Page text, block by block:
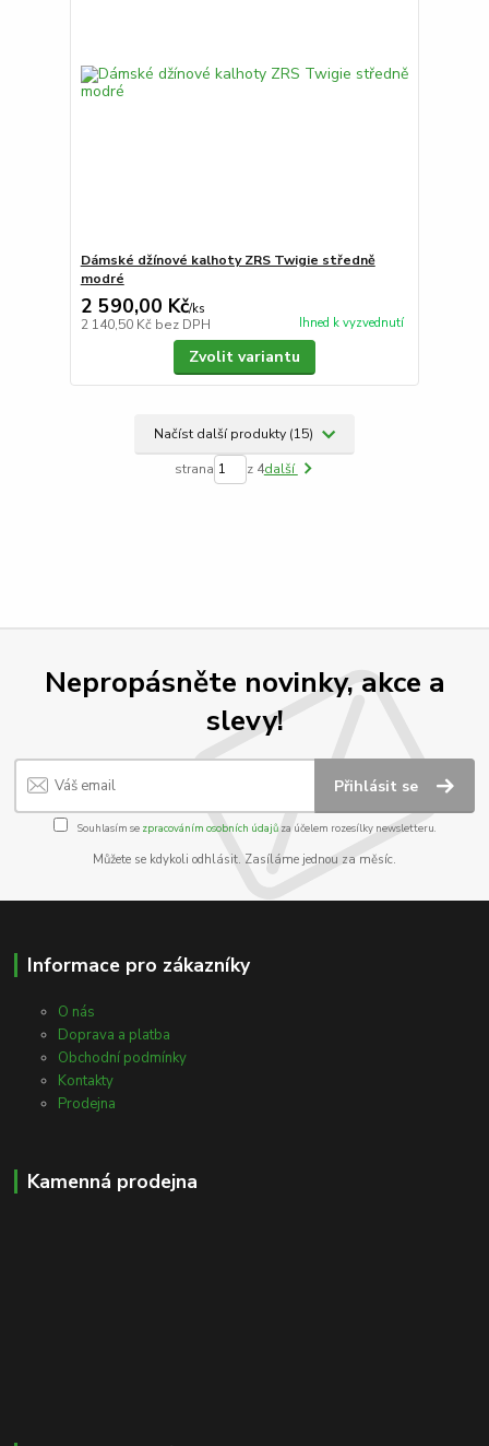
Dámské džínové kalhoty ZRS Twigie středně
modré
2 590,00 Kč/ks
2 140,50 Kč bez DPH Ihned k vyzvednutí
Zvolit variantu
Načíst další produkty (15)
strana z 4další
Nepropásněte novinky, akce a
slevy!
Přihlásit se
Souhlasím se zpracováním osobních údajůza účelem rozesílky newsletteru.
Můžete se kdykoli odhlásit. Zasíláme jednou za měsíc.
Informace pro zákazníky
O nás
Doprava a platba
Obchodní podmínky
Kontakty
Prodejna
Kamenná prodejna